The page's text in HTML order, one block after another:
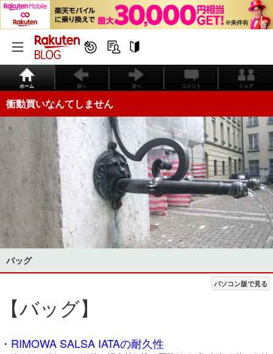
ホーム 前へ 次へ コメント シェア
衝動買いなんてしません
バッグ
パソコン版で見る
【バッグ】
・RIMOWA SALSA IATAの耐久性